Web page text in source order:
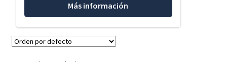
Más información